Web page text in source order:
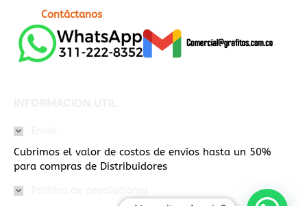
Contáctanos
Cubrimos el valor de costos de envíos hasta un 50%
para compras de Distribuidores